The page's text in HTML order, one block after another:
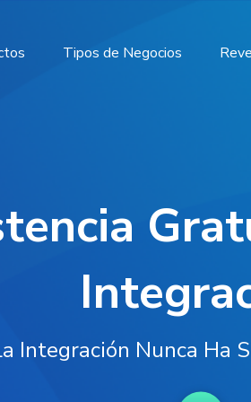
Tipos de Negocios
Integración Nunca Ha